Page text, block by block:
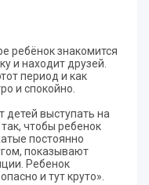
ребёнок знакомится
и находит друзей.
период и как
и спокойно.
детей выступать на
чтобы ребенок
постоянно
показывают
Ребенок
и тут круто».